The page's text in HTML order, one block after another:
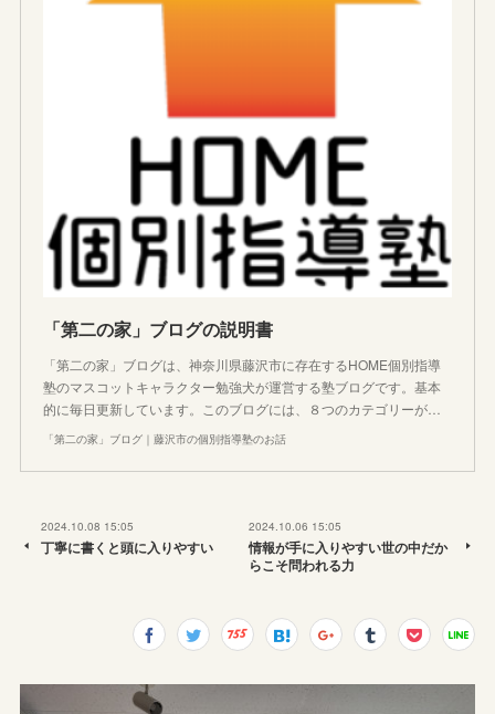
「第二の家」ブログの説明書
「第二の家」ブログは、神奈川県藤沢市に存在するHOME個別指導
塾のマスコットキャラクター勉強犬が運営する塾ブログです。基本
的に毎日更新しています。このブログには、８つのカテゴリーが…
「第二の家」ブログ｜藤沢市の個別指導塾のお話
2024.10.08 15:05
丁寧に書くと頭に入りやすい
2024.10.06 15:05
情報が手に入りやすい世の中だか
らこそ問われる力